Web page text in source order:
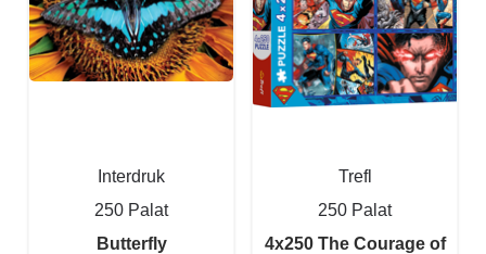
Interdruk
250 Palat
Butterfly
Trefl
250 Palat
4x250 The Courage of